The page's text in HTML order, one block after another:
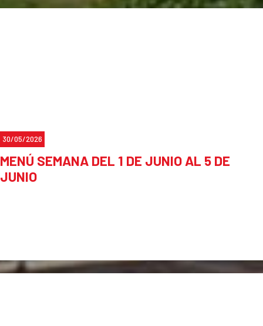
30/05/2026
MENÚ SEMANA DEL 1 DE JUNIO AL 5 DE
JUNIO